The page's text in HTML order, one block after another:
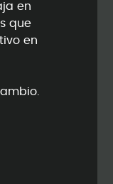
en
que
en